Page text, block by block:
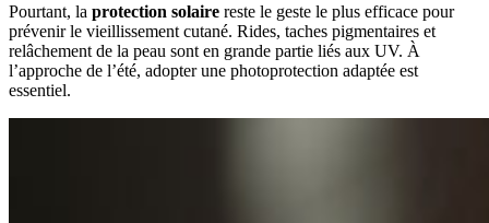
Pourtant, la protection solaire reste le geste le plus efficace pour
prévenir le vieillissement cutané. Rides, taches pigmentaires et
relâchement de la peau sont en grande partie liés aux UV. À
l’approche de l’été, adopter une photoprotection adaptée est
essentiel.